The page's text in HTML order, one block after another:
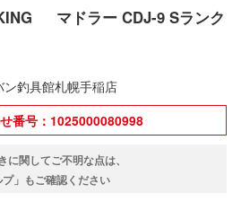
マドラー CDJ-9 Sランク
釣具館札幌手稲店
番号：1025000080998
に関してご不明な点は、
プ」もご確認ください